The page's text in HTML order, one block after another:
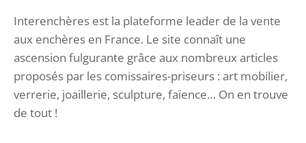
Interenchères est la plateforme leader de la vente
aux enchères en France. Le site connaît une
ascension fulgurante grâce aux nombreux articles
proposés par les comissaires-priseurs : art mobilier,
verrerie, joaillerie, sculpture, faïence… On en trouve
de tout !